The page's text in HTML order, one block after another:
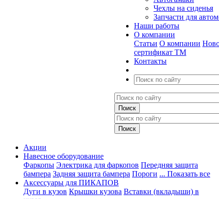
Чехлы на сиденья
Запчасти для
Наши работы
О компании
Статьи О компании
сертификат ТМ
Контакты
Акции
Навесное оборудование
Фаркопы Электрика для фаркопов Передняя защита
бампера Задняя защита бампера Пороги ... Показать все
Аксессуары для ПИКАПОВ
Дуги в кузов Крышки кузова Вставки (вкладыши) в